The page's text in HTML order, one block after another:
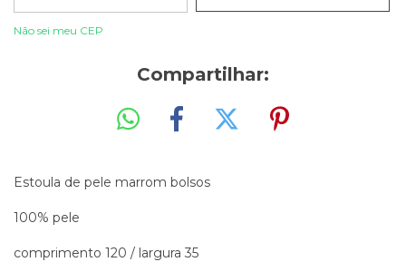
Não sei meu CEP
Compartilhar:
Estoula de pele marrom bolsos
100% pele
comprimento 120 / largura 35